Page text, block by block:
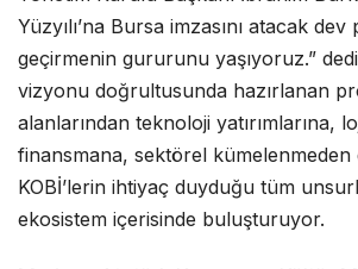
Yüzyılı’na Bursa imzasını atacak
geçirmenin gururunu yaşıyoruz.”
vizyonu doğrultusunda hazırlanan
alanlarından teknoloji yatırımlarına,
finansmana, sektörel kümelenmeden
KOBİ’lerin ihtiyaç duyduğu tüm
ekosistem içerisinde buluşturuyor.